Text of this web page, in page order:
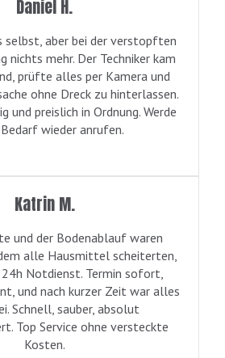
Daniel H.
selbst, aber bei der verstopften
nichts mehr. Der Techniker kam
prüfte alles per Kamera und
ohne Dreck zu hinterlassen.
und preislich in Ordnung. Werde
wieder anrufen.
Katrin M.
und der Bodenablauf waren
alle Hausmittel scheiterten,
Notdienst. Termin sofort,
und nach kurzer Zeit war alles
Schnell, sauber, absolut
Top Service ohne versteckte
Kosten.